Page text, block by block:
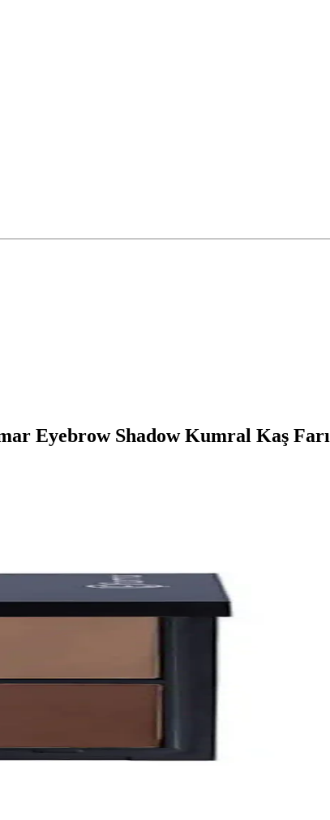
Eyebrow Shadow Kumral Kaş Farı